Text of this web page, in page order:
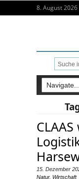
8. August 2026
15. Dezember
Natur, Wirtschaft